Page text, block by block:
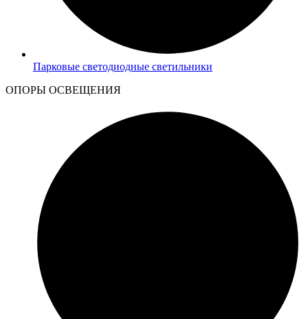
Парковые светодиодные светильники
ОПОРЫ ОСВЕЩЕНИЯ